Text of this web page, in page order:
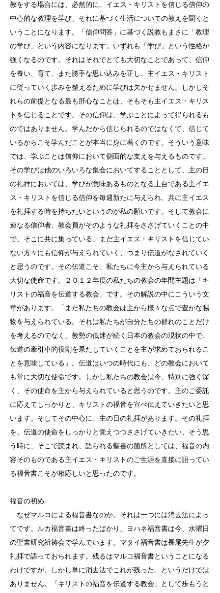
教をする場合には、必然的に、イエス・キリストを信じる信仰の
中心的な教理を学び、それに基づく生活についての教えを聞くと
いうことになります。「信仰問答」に基づく説教もまさに「教理
の学び」という内容になります。いずれも「学び」という性格が
強くなるのです。それはそれでとても大切なことであって、信仰
を養い、育て、また勝手な思い込みを正し、主イエス・キリスト
に従っていく歩みを整えるために学びは欠かせません。しかしそ
れらの前提となる最も肝心なことは、そもそも主イエス・キリス
トを信じることです。その信仰は、学ぶことによって得られるも
のではありません。学んだから信じられるのではなくて、信じて
いるからこそ学んだことが本当に身に着くのです。そういう意味
では、学ぶことは信仰において側面的な支えを与えるものです。
その学びは他のいろいろな集会においてすることとして、主の日
の礼拝においては、学びが意味あるものとなる土台である主イエ
ス・キリストを信じる信仰を毎週新たに与えられ、共に主イエス
を礼拝する時を持ちたいというのが私の願いです。そして教会に
連なる信仰者、教会員がそのような礼拝をささげていくことの中
で、そこに共に集っている、まだ主イエス・キリストを信じてい
ない方々にも信仰が与えられていく、つまり伝道がなされていく
と思うのです。その伝道こそ、私たちに今主から与えられている
大切な使命です。２０１２年度の私たちの教会の年間主題は「キ
リストの福音を伝道する教会」です。その解説の中にこういう文
章があります。「また私たちの教会は主から様々な点で豊かな賜
物を与えられている。それは私たちが自分たちの群れのことだけ
を考えるのでなく、教勢の低迷が続く日本の教会の現状の中で、
伝道の牽引車的役割を果たしていくことを主が求めておられるこ
とを意味している」。伝道はいつの時代にも、どの教会において
も常に大切な使命です。しかし私たちの教会は今、特別に強く深
く、その使命を主から与えられていると思うのです。主のご委託
に応えてしっかりと、キリストの福音を宣べ伝えていきたいと思
います。そしてその中心に、主の日の礼拝があります。その礼拝
を、伝道の使命をしっかりと覚えつつささげていきたい、そう思
う時に、そこで読まれ、語られる聖書の箇所としては、福音の内
容そのものである主イエス・キリストのご生涯を直接に語ってい
る福音書こそが相応しいと思ったのです。
福音の初め
なぜマルコによる福音書なのか。それは一つには消去法によっ
てです。ルカ福音書は終ったばかり、ヨハネ福音書は今、水曜日
の聖書研究祈祷会で学んでいます。マタイ福音書は長尾先生が夕
礼拝で語っておられます。残るはマルコ福音書ということになる
わけですが、しかし単に消去法でこれが残った、というだけでは
ありません。「キリストの福音を伝道する教会」として歩もうと